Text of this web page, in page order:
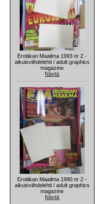
Erotiikan Maailma 1993 nr 2 -
aikuisviihdelehti / adult graphics
magazine
Näytä
Erotiikan Maailma 1990 nr 2 -
aikuisviihdelehti / adult graphics
magazine
Näytä